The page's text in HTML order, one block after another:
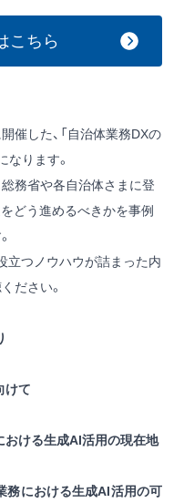
こちら
催した、「自治体業務DXの
なります。
務省や各自治体さまに登
どう進めるべきかを事例
立つノウハウが詰まった内
ださい。
けて
ける生成AI活用の現在地
における生成AI活用の可